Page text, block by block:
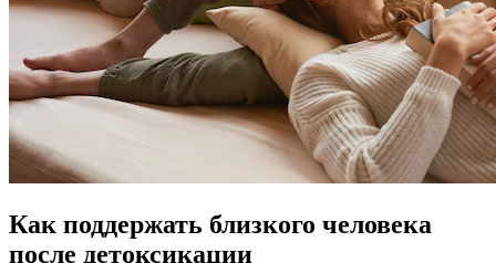
Как поддержать близкого человека
после детоксикации